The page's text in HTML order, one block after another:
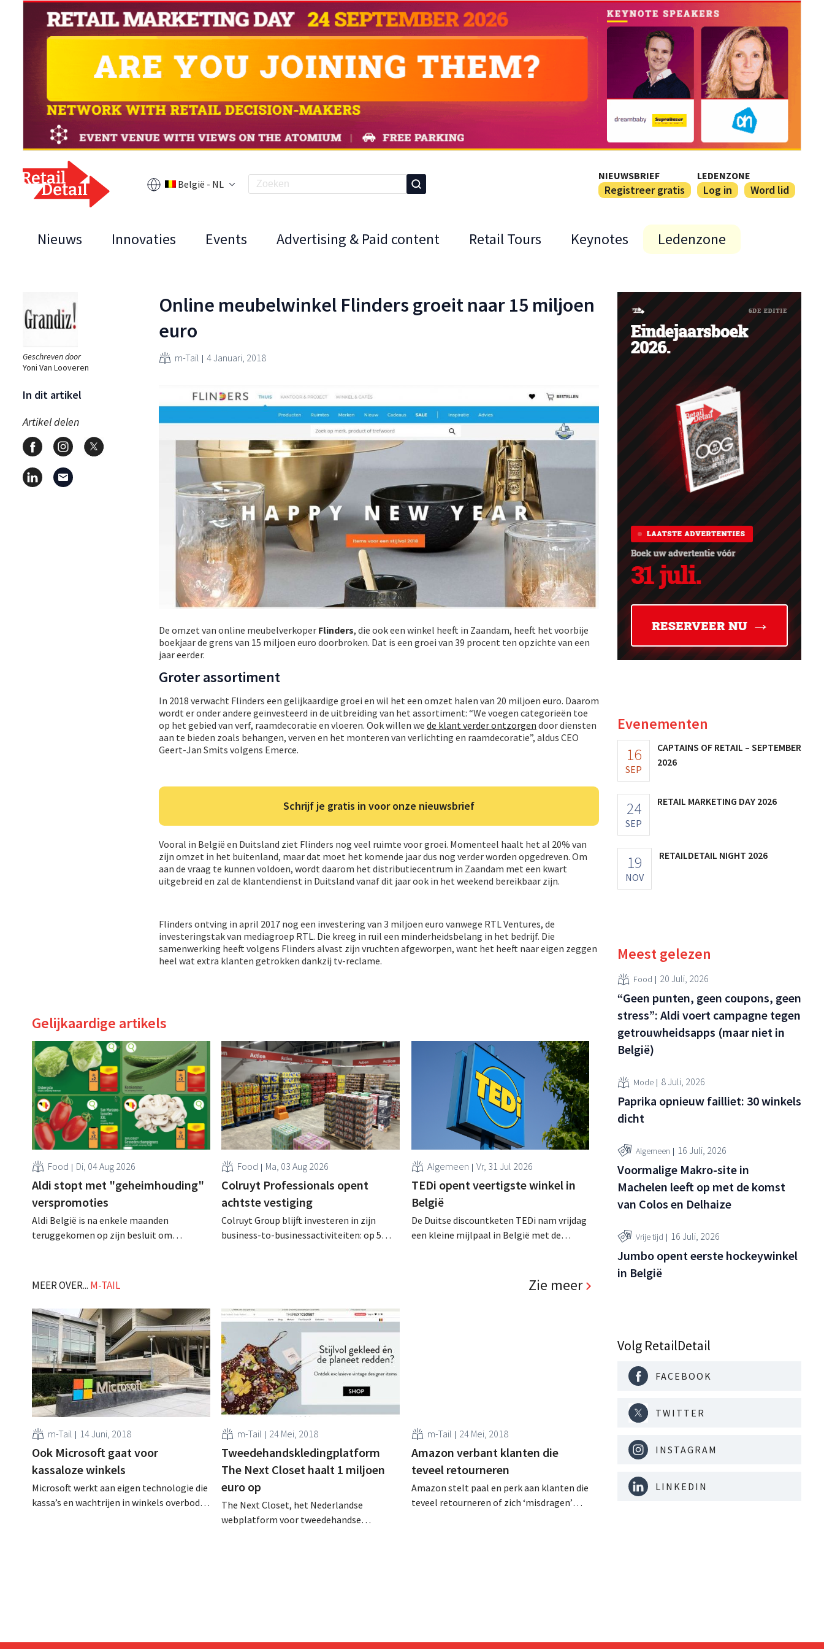
België - NL
NIEUWSBRIEF
Registreer gratis
LEDENZONE
Log in Word lid
Nieuws Innovaties Events Advertising & Paid content Retail Tours Keynotes Ledenzone
Geschreven door
Yoni Van Looveren
In dit artikel
Artikel delen
Online meubelwinkel Flinders groeit naar 15 miljoen
euro
m-Tail 4 Januari, 2018
De omzet van online meubelverkoper Flinders, die ook een winkel heeft in Zaandam, heeft het voorbije
boekjaar de grens van 15 miljoen euro doorbroken. Dat is een groei van 39 procent ten opzichte van een
jaar eerder.
Groter assortiment
In 2018 verwacht Flinders een gelijkaardige groei en wil het een omzet halen van 20 miljoen euro. Daarom
wordt er onder andere geïnvesteerd in de uitbreiding van het assortiment: “We voegen categorieën toe
op het gebied van verf, raamdecoratie en vloeren. Ook willen we de klant verder ontzorgen door diensten
aan te bieden zoals behangen, verven en het monteren van verlichting en raamdecoratie”, aldus CEO
Geert-Jan Smits volgens Emerce.
Schrijf je gratis in voor onze nieuwsbrief
Vooral in België en Duitsland ziet Flinders nog veel ruimte voor groei. Momenteel haalt het al 20% van
zijn omzet in het buitenland, maar dat moet het komende jaar dus nog verder worden opgedreven. Om
aan de vraag te kunnen voldoen, wordt daarom het distributiecentrum in Zaandam met een kwart
uitgebreid en zal de klantendienst in Duitsland vanaf dit jaar ook in het weekend bereikbaar zijn.
Flinders ontving in april 2017 nog een investering van 3 miljoen euro vanwege RTL Ventures, de
investeringstak van mediagroep RTL. Die kreeg in ruil een minderheidsbelang in het bedrijf. Die
samenwerking heeft volgens Flinders alvast zijn vruchten afgeworpen, want het heeft naar eigen zeggen
heel wat extra klanten getrokken dankzij tv-reclame.
Gelijkaardige artikels
Food Di, 04 Aug 2026
Aldi stopt met "geheimhouding"
verspromoties
Aldi België is na enkele maanden
teruggekomen op zijn besluit om
zondag voor ze in werking treden: "Onze
worden." .
Food Ma, 03 Aug 2026
Colruyt Professionals opent
achtste vestiging
Colruyt Group blijft investeren in zijn
business-to-businessactiviteiten: op 5
Algemeen Vr, 31 Jul 2026
TEDi opent veertigste winkel in
België
De Duitse discountketen TEDi nam vrijdag
een kleine mijlpaal in België met de
MEER OVER... M-TAIL Zie meer
m-Tail 14 Juni, 2018
Ook Microsoft gaat voor
kassaloze winkels
Microsoft werkt aan eigen technologie die
kassa’s en wachtrijen in winkels overbodig
m-Tail 24 Mei, 2018
Tweedehandskledingplatform
The Next Closet haalt 1 miljoen
euro op
The Next Closet, het Nederlandse
webplatform voor tweedehandse
m-Tail 24 Mei, 2018
Amazon verbant klanten die
teveel retourneren
Amazon stelt paal en perk aan klanten die
teveel retourneren of zich ‘misdragen’
Evenementen
16
SEP
CAPTAINS OF RETAIL – SEPTEMBER
2026
24
SEP
RETAIL MARKETING DAY 2026
19
NOV
RETAILDETAIL NIGHT 2026
Meest gelezen
Food 20 Juli, 2026
“Geen punten, geen coupons, geen
stress”: Aldi voert campagne tegen
getrouwheidsapps (maar niet in
België)
Mode 8 Juli, 2026
Paprika opnieuw failliet: 30 winkels
dicht
Algemeen 16 Juli, 2026
Voormalige Makro-site in
Machelen leeft op met de komst
van Colos en Delhaize
Vrije tijd 16 Juli, 2026
Jumbo opent eerste hockeywinkel
in België
Volg RetailDetail
FACEBOOK
TWITTER
INSTAGRAM
LINKEDIN